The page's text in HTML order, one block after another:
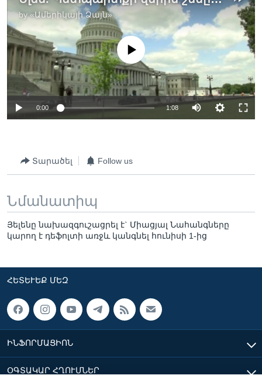
by«Ամերիկայի Ձայն»
No media source currently available
0:00 1:08
Տարածել Follow us
Նմանատիպ
Յելենը նախազգուշացրել է` Միացյալ Նահանգները
կարող է դեֆոլտի առջև կանգնել հունիսի 1-ից
ՀԵՏԵՒԵՔ ՄԵԶ
ԻՆՖՈՐՄԱՑԻՈՆ
ՕԳՏԱԿԱՐ ՀՂՈՒՄՆԵՐ